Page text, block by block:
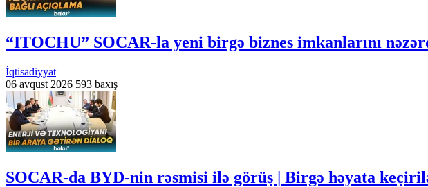
“ITOCHU” SOCAR-la yeni birgə biznes imkanlarını
İqtisadiyyat
06 avqust 2026 593 baxış
SOCAR-da BYD-nin rəsmisi ilə görüş | Birgə həyata